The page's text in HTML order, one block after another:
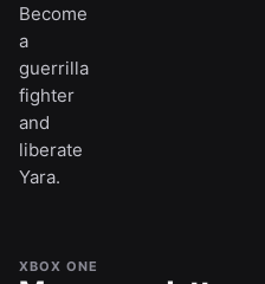
Become
a
guerrilla
fighter
and
liberate
Yara.
XBOX ONE